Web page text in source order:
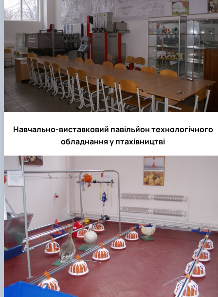
Навчально-виставковий павільйон технологічного
обладнання у птахівництві